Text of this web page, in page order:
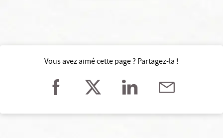
Vous avez aimé cette page ? Partagez-la !